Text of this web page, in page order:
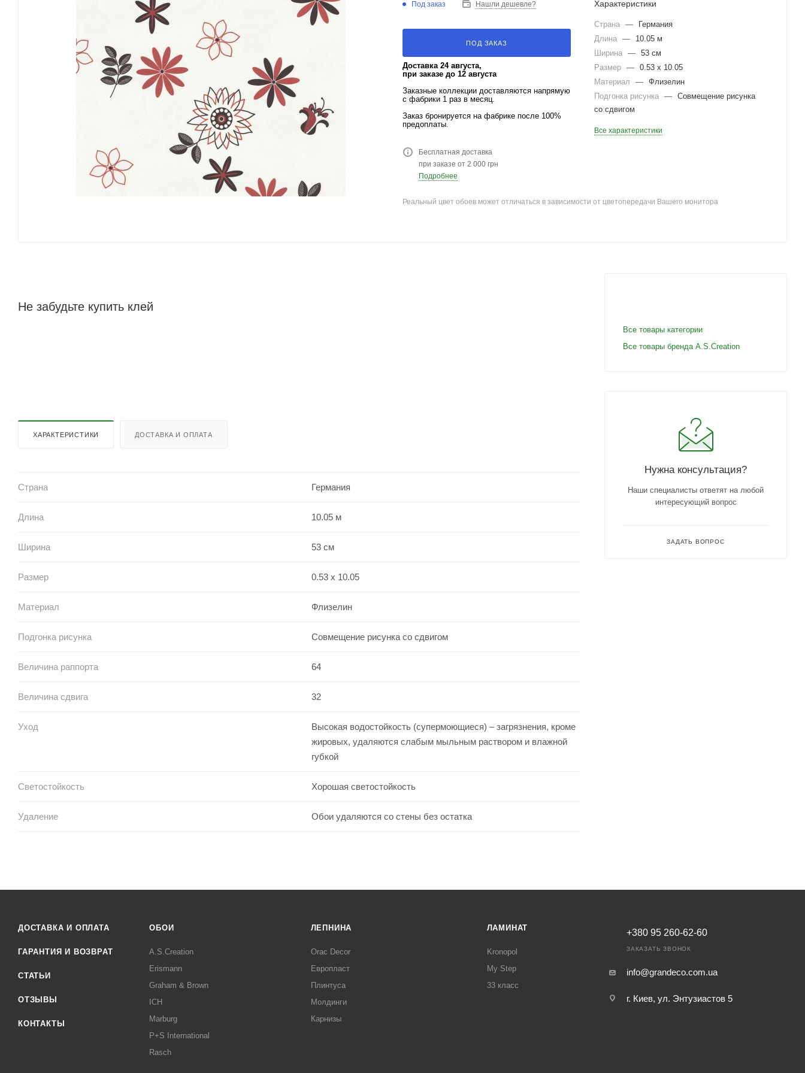
Под заказ Нашли дешевле?
ПОД ЗАКАЗ
Доставка 24 августа,
при заказе до 12 августа
Заказные коллекции доставляются напрямую
с фабрики 1 раз в месяц.
Заказ бронируется на фабрике после 100%
предоплаты.
Бесплатная доставка
при заказе от 2 000 грн
Подробнее
Характеристики
Страна —
Германия
Длина —
10.05 м
Ширина — 53 см
Размер — 0.53 x 10.05
Материал
— Флизелин
Подгонка рисунка — Совмещение рисунка
со сдвигом
Все характеристики
Реальный цвет обоев может отличаться в зависимости от цветопередачи Вашего монитора
Не забудьте купить клей
ХАРАКТЕРИСТИКИ ДОСТАВКА И ОПЛАТА
Страна Германия
Длина 10.05 м
Ширина 53 см
Размер 0.53 x 10.05
Материал Флизелин
Подгонка рисунка Совмещение рисунка со сдвигом
Величина раппорта 64
Величина сдвига 32
Уход
Высокая водостойкость (супермоющиеся) – загрязнения, кроме
жировых, удаляются слабым мыльным раствором и влажной
губкой
Светостойкость Хорошая светостойкость
Удаление Обои удаляются со стены без остатка
Все товары категории
Все товары бренда A.S.Creation
Нужна консультация?
Наши специалисты ответят на любой
интересующий вопрос
ЗАДАТЬ ВОПРОС
ДОСТАВКА И ОПЛАТА
ГАРАНТИЯ И ВОЗВРАТ
СТАТЬИ
ОТЗЫВЫ
КОНТАКТЫ
ОБОИ
A.S.Creation
Erismann
Graham & Brown
ICH
Marburg
P+S International
Rasch
ЛЕПНИНА
Orac Decor
Европласт
Плинтуса
Молдинги
Карнизы
ЛАМИНАТ
Kronopol
My Step
33 класс
+380 95 260-62-60
ЗАКАЗАТЬ ЗВОНОК
info@grandeco.com.ua
г. Киев, ул. Энтузиастов 5